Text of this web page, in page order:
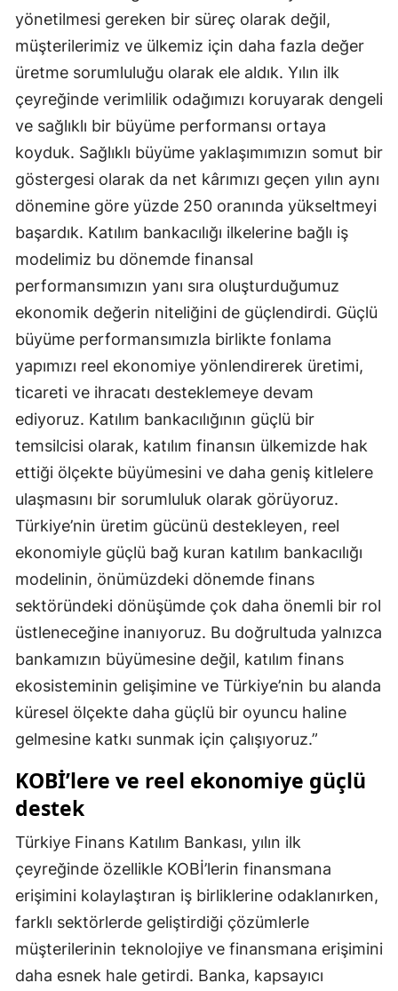
yönetilmesi gereken bir süreç olarak değil,
müşterilerimiz ve ülkemiz için daha fazla değer
üretme sorumluluğu olarak ele aldık. Yılın ilk
çeyreğinde verimlilik odağımızı koruyarak dengeli
ve sağlıklı bir büyüme performansı ortaya
koyduk. Sağlıklı büyüme yaklaşımımızın somut bir
göstergesi olarak da net kârımızı geçen yılın aynı
dönemine göre yüzde 250 oranında yükseltmeyi
başardık. Katılım bankacılığı ilkelerine bağlı iş
modelimiz bu dönemde finansal
performansımızın yanı sıra oluşturduğumuz
ekonomik değerin niteliğini de güçlendirdi. Güçlü
büyüme performansımızla birlikte fonlama
yapımızı reel ekonomiye yönlendirerek üretimi,
ticareti ve ihracatı desteklemeye devam
ediyoruz. Katılım bankacılığının güçlü bir
temsilcisi olarak, katılım finansın ülkemizde hak
ettiği ölçekte büyümesini ve daha geniş kitlelere
ulaşmasını bir sorumluluk olarak görüyoruz.
Türkiye’nin üretim gücünü destekleyen, reel
ekonomiyle güçlü bağ kuran katılım bankacılığı
modelinin, önümüzdeki dönemde finans
sektöründeki dönüşümde çok daha önemli bir rol
üstleneceğine inanıyoruz. Bu doğrultuda yalnızca
bankamızın büyümesine değil, katılım finans
ekosisteminin gelişimine ve Türkiye’nin bu alanda
küresel ölçekte daha güçlü bir oyuncu haline
gelmesine katkı sunmak için çalışıyoruz.”
KOBİ’lere ve reel ekonomiye güçlü
destek
Türkiye Finans Katılım Bankası, yılın ilk
çeyreğinde özellikle KOBİ’lerin finansmana
erişimini kolaylaştıran iş birliklerine odaklanırken,
farklı sektörlerde geliştirdiği çözümlerle
müşterilerinin teknolojiye ve finansmana erişimini
daha esnek hale getirdi. Banka, kapsayıcı